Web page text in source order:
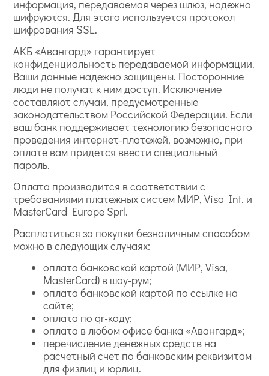
информация, передаваемая через шлюз, надежно
шифруются. Для этого используется протокол
шифрования SSL.
АКБ «Авангард» гарантирует
конфиденциальность передаваемой информации.
Ваши данные надежно защищены. Посторонние
люди не получат к ним доступ. Исключение
составляют случаи, предусмотренные
законодательством Российской Федерации. Если
ваш банк поддерживает технологию безопасного
проведения интернет-платежей, возможно, при
оплате вам придется ввести специальный
пароль.
Оплата производится в соответствии с
требованиями платежных систем МИР, Visa Int. и
MasterCard Europe Sprl.
Расплатиться за покупки безналичным способом
можно в следующих случаях:
оплата банковской картой (МИР, Visa,
MasterCard) в шоу-рум;
оплата банковской картой по ссылке на
сайте;
оплата по qr-коду;
оплата в любом офисе банка «Авангард»;
перечисление денежных средств на
расчетный счет по банковским реквизитам
для физлиц и юрлиц.